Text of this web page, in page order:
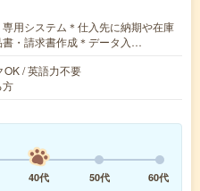
用システム＊仕入先に納期や在庫
・請求書作成＊データ入…
OK / 英語力不要
方
40代 50代
60代